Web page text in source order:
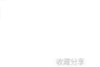
收藏分享